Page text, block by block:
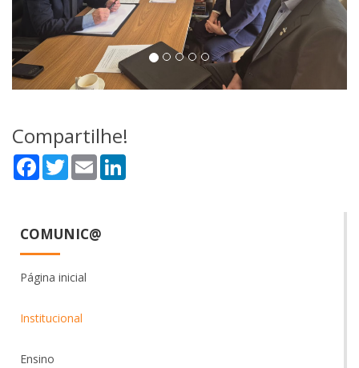
Compartilhe!
Facebook
TwitterEmail
COMUNIC@
Página inicial
Institucional
Ensino